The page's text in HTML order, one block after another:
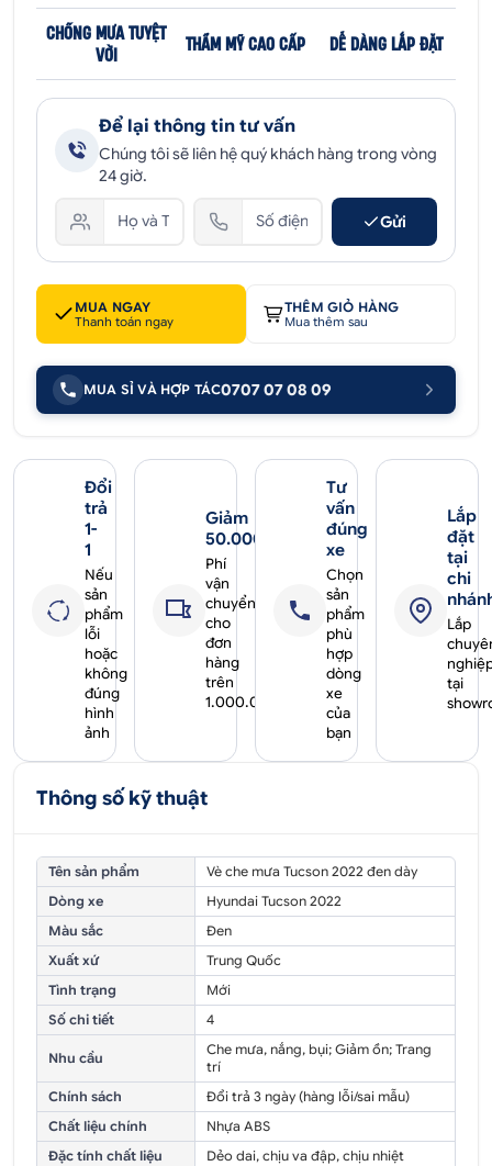
CHỐNG MƯA TUYỆT
VỜI
THẨM MỸ CAO CẤP DỄ DÀNG LẮP ĐẶT
Để lại thông tin tư vấn
Chúng tôi sẽ liên hệ quý khách hàng trong vòng
24 giờ.
Gửi
MUA NGAY
Thanh toán ngay
THÊM GIỎ HÀNG
Mua thêm sau
MUA SỈ VÀ HỢP TÁC0707 07 08 09
Đổi
trả
1-
1
Nếu
sản
phẩm
lỗi
hoặc
không
đúng
hình
ảnh
Giảm
50.000₫
Phí
vận
chuyển
cho
đơn
hàng
trên
1.000.000₫
Tư
vấn
đúng
xe
Chọn
sản
phẩm
phù
hợp
dòng
xe
của
bạn
Lắp
đặt
tại
chi
Lắp
tại
Thông số kỹ thuật
Tên sản phẩm
Vè che mưa Tucson 2022 đen dày
Dòng xe
Hyundai Tucson 2022
Màu sắc
Đen
Xuất xứ
Trung Quốc
Tình trạng
Mới
Số chi tiết
4
Nhu cầu
Che mưa, nắng, bụi; Giảm ồn; Trang
trí
Chính sách
Đổi trả 3 ngày (hàng lỗi/sai mẫu)
Chất liệu chính
Nhựa ABS
Đặc tính chất liệu
Dẻo dai, chịu va đập, chịu nhiệt